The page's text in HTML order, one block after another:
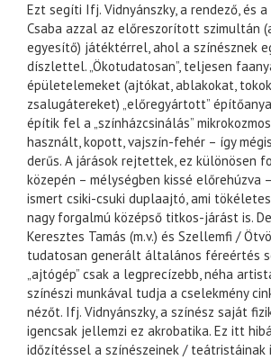
Ezt segíti Ifj. Vidnyánszky, a rendező, és a
Csaba azzal az előreszorított szimultán
egyesítő) játéktérrel, ahol a színésznek
díszlettel. „Ökotudatosan”, teljesen
épületelemeket (ajtókat, ablakokat,
zsalugátereket) „előregyártott”
építik fel a „színházcsinálás”
használt, kopott, vajszín-fehér – így
derűs. A járások rejtettek, ez különösen
közepén – mélységben kissé előrehúzva
ismert csiki-csuki duplaajtó, ami
nagy forgalmú középső titkos-járást is.
Keresztes Tamás (m.v.) és Szellemfi /
tudatosan generált általános féreértés
„ajtógép” csak a legprecízebb, néha
színészi munkával tudja a cselekmény
nézőt. Ifj. Vidnyánszky, a színész saját
igencsak jellemzi ez akrobatika. Ez itt
időzítéssel a színészeinek / teátristáinak